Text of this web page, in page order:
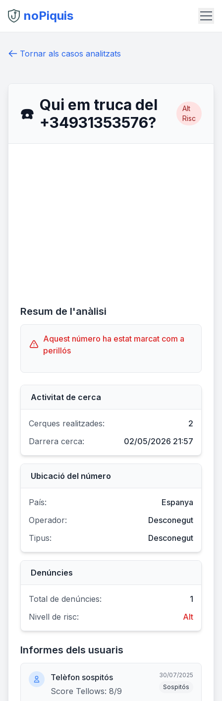
noPiquis
Tornar als casos analitzats
☎️ Qui em truca del
+34931353576?
Alt
Risc
Resum de l'anàlisi
Aquest número ha estat marcat com a
perillós
Activitat de cerca
Cerques realitzades:
2
Darrera cerca:
02/05/2026 21:57
Ubicació del número
País:
Espanya
Operador:
Desconegut
Tipus:
Desconegut
Denúncies
Total de denúncies:
1
Nivell de risc:
Alt
Informes dels usuaris
Telèfon sospitós
Score Tellows: 8/9
30/07/2025
Sospitós